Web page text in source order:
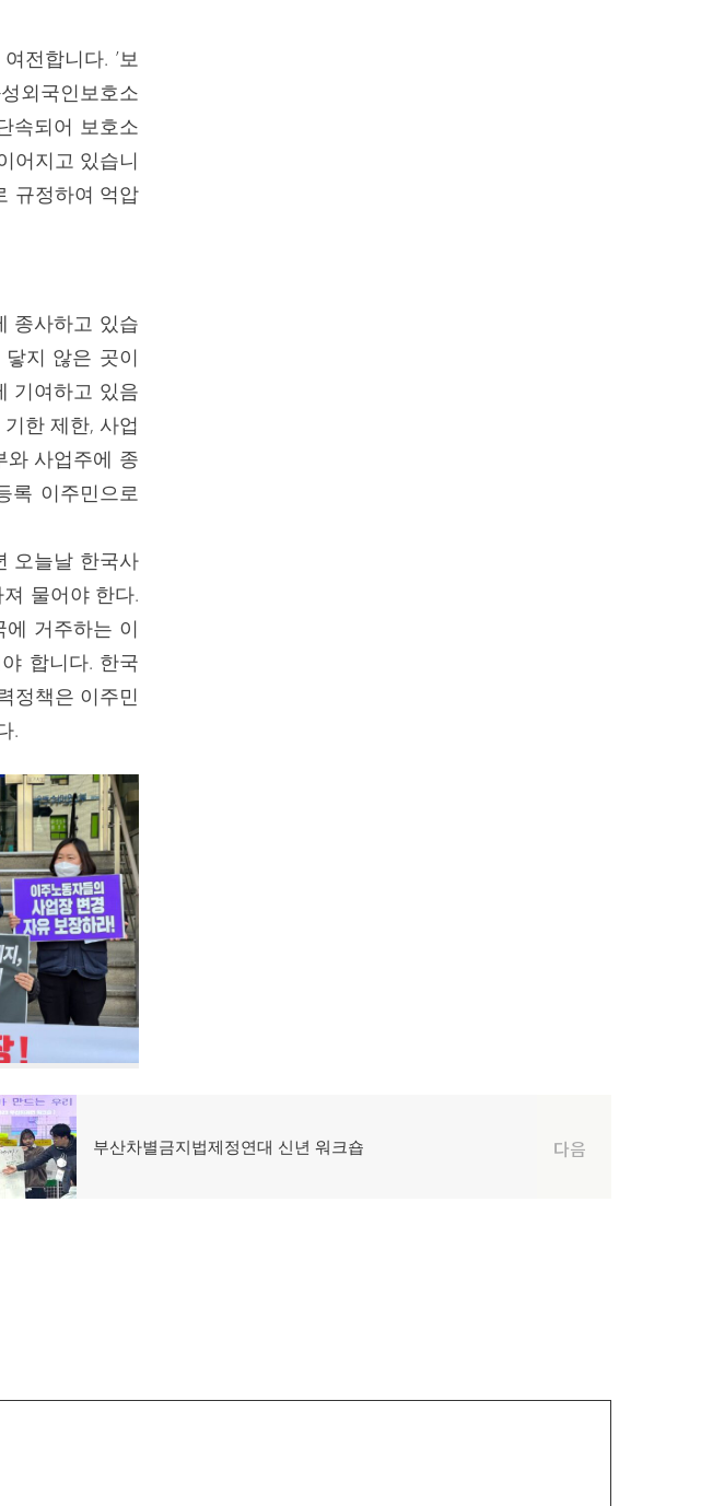
전합니다. ’보
외국인보호소
속되어 보호소
어지고 있습니
규정하여 억압
종사하고 있습
지 않은 곳이
기여하고 있음
한 제한, 사업
와 사업주에 종
록 이주민으로
오늘날 한국사
물어야 한다.
거주하는 이
합니다. 한국
정책은 이주민
.
다음
다
부산차별금지법제정연대 신년 워크숍